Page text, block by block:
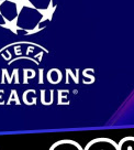
Series
2160p